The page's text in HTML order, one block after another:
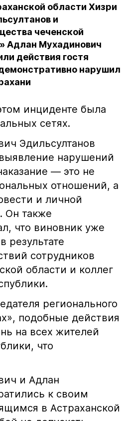
области Хизри
и
чеченской
Адлан Мухадинович
действия гостя
нарушил
инциденте была
сетях.
Эдильсултанов
нарушений
— это не
отношений, а
и личной
Он также
что виновник уже
результате
сотрудников
области и коллег
регионального
подобные действия
на всех жителей
что
и Адлан
к своим
в Астраханской